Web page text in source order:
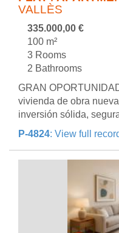
VALLÈS
335.000,00 €
100 m²
3 Rooms
2 Bathrooms
GRAN
vivienda de obra
inversión sólida,
P-4824: View full